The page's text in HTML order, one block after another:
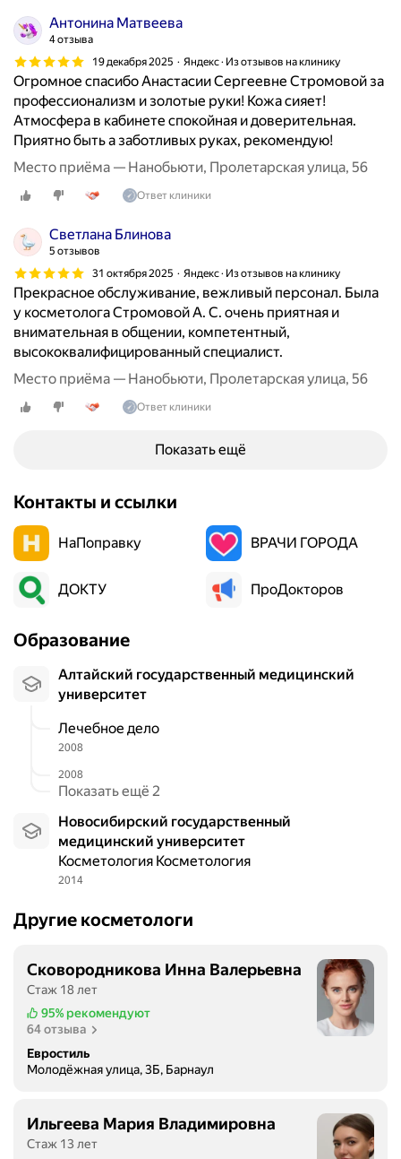
Антонина Матвеева
4 отзыва
19 декабря 2025
Яндекс · Из отзывов на клинику
Огромное спасибо Анастасии Сергеевне Стромовой за
профессионализм и золотые руки! Кожа сияет!
Атмосфера в кабинете спокойная и доверительная.
Приятно быть а заботливых руках, рекомендую!
Место приёма — Нанобьюти, Пролетарская улица, 56
Ответ клиники
Светлана Блинова
5 отзывов
31 октября 2025
Яндекс · Из отзывов на клинику
Прекрасное обслуживание, вежливый персонал. Была
у косметолога Стромовой А. С. очень приятная и
внимательная в общении, компетентный,
высококвалифицированный специалист.
Место приёма — Нанобьюти, Пролетарская улица, 56
Ответ клиники
Показать ещё
Контакты и ссылки
НаПоправку ВРАЧИ ГОРОДА
ДОКТУ ПроДокторов
Образование
Алтайский государственный медицинский
университет
Лечебное дело
2008
2008
Показать ещё 2
Новосибирский государственный
медицинский университет
Косметология Косметология
2014
Другие косметологи
Сковородникова Инна Валерьевна
Стаж 18 лет
95% рекомендуют
64 отзыва
Евростиль
Молодёжная улица, 3Б, Барнаул
Ильгеева Мария Владимировна
Стаж 13 лет